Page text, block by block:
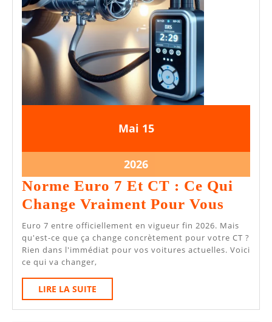
Mai15
2026
1515
202615
mai
2026
Norme Euro 7 Et CT : Ce Qui
Change Vraiment Pour Vous
Euro
7
Et
Ce
Euro 7 entre officiellement en vigueur fin 2026. Mais
qu'est-ce que ça change concrètement pour votre CT ?
Rien dans l'immédiat pour vos voitures actuelles. Voici
ce qui va changer,
LIRE LA SUITE
LA
SUITE